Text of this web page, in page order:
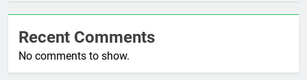
Recent Comments
No comments to show.